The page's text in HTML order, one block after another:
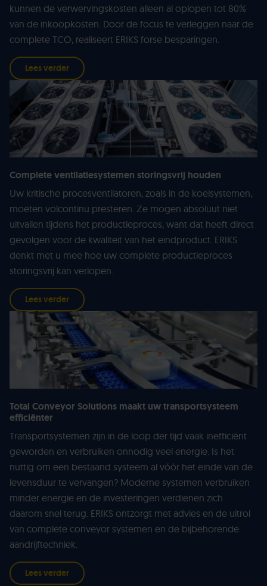
kunnen de verwervingskosten alleen al oplopen tot 80%
van de inkoopkosten. Door de focus te verleggen naar de
complete TCO, realiseert ERIKS forse besparingen.
Lees verder
Complete ventilatiesystemen storingsvrij houden
Uw kritische procesventilatoren, zoals in de koelsystemen,
moeten volcontinu presteren. Ze mogen absoluut niet
uitvallen tijdens het productieproces, want dat heeft direct
gevolgen voor de kwaliteit van het eindproduct. ERIKS
denkt met u mee hoe uw complete productieproces
storingsvrij kan verlopen.
Lees verder
Total Conveyor Solutions maakt uw transportsysteem
efficiënter
Transportsystemen zijn in de loop der tijd vaak inefficiënt
geworden en verbruiken onnodig veel energie. Is het
nuttig om een bestaand systeem al vóór het einde van de
levensduur te vervangen? Moderne systemen verbruiken
minder energie en de investeringen verdienen zich
daarom snel terug. ERIKS ontzorgt met advies en de uitrol
van complete conveyor systemen en de bijbehorende
aandrijftechniek.
Lees verder